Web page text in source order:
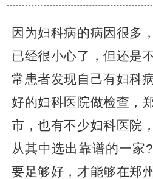
因为妇科病的病因很多
已经很小心了，但还是
常患者发现自己有妇科
好的妇科医院做检查，
市，也有不少妇科医院
从其中选出靠谱的一家
要足够好，才能够在郑